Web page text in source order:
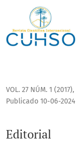
Editorial
VOL. 27 NÚM. 1 (2017),
Editorial
Publicado 10-06-2024